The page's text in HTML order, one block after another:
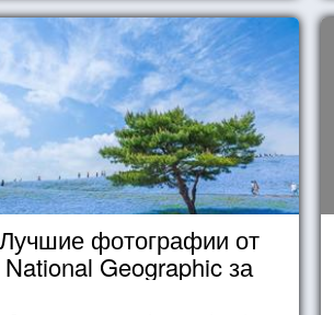
Лучшие фотографии от
National Geographic за